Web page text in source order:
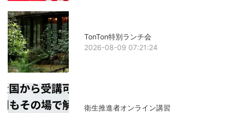
TonTon特別ランチ会
2026-08-09 07:21:24
衛生推進者オンライン講習